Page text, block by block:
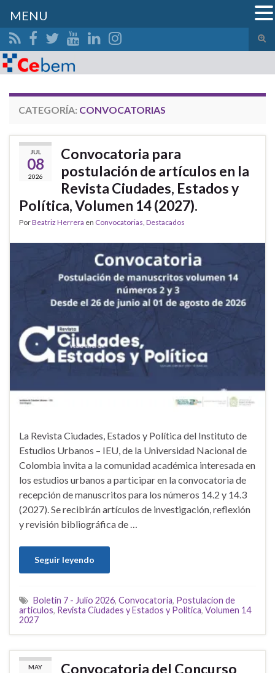
el
Search for:
CATEGORÍA: CONVOCATORIAS
JUL
08
2026
Convocatoria para
postulación de artículos en la
Revista Ciudades, Estados y
Política, Volumen 14 (2027).
PorBeatriz Herrera en Convocatorias, Destacados
La Revista Ciudades, Estados y Política del Instituto de
Estudios Urbanos – IEU, de la Universidad Nacional de
Colombia invita a la comunidad académica interesada en
los estudios urbanos a participar en la convocatoria de
recepción de manuscritos para los números 14.2 y 14.3
(2027). Se recibirán artículos de investigación, reflexión
y revisión bibliográfica de …
Seguir leyendo
Boletin 7 - Julio 2026, Convocatoria, Postulacion de
articulos, Revista Ciudades y Estados y Politica, Volumen 14
2027
MAY
Convocatoria del Concurso
MENU